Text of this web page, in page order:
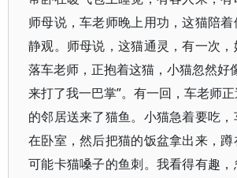
师母说，车老师晚上用功，这猫陪
静观。师母说，这猫通灵，有一次
落车老师，正抱着这猫，小猫忽然好
来打了我一巴掌”。有一回，车老师
的邻居送来了猫鱼。小猫急着要吃
在卧室，然后把猫的饭盆拿出来，
可能卡猫嗓子的鱼刺。我看得有趣